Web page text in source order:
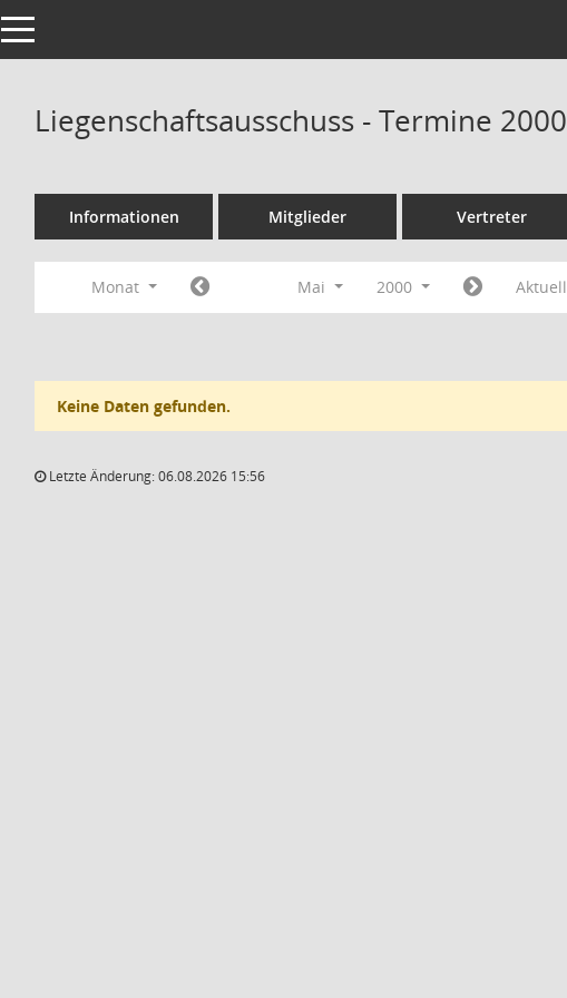
Toggle navigation
Liegenschaftsausschuss - Termine 2000
Informationen Mitglieder Vertreter
Monat Mai 2000 Aktuell
Keine Daten gefunden.
Letzte Änderung: 06.08.2026 15:56